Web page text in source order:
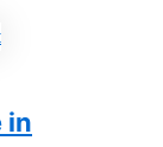
in